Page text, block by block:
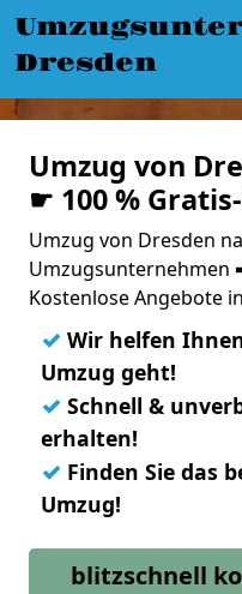
Dresden
Umzug von
☛ 100 %
Umzug von Dresden
Umzugsunternehmen
Kostenlose Angebote
✓ Wir helfen
Umzug geht!
✓ Schnell &
erhalten!
✓ Finden Sie das
Umzug!
blitzschnell